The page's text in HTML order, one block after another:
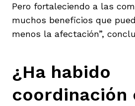
Pero fortaleciendo a las
muchos beneficios que
menos la afectación”,
¿Ha habido
coordinación